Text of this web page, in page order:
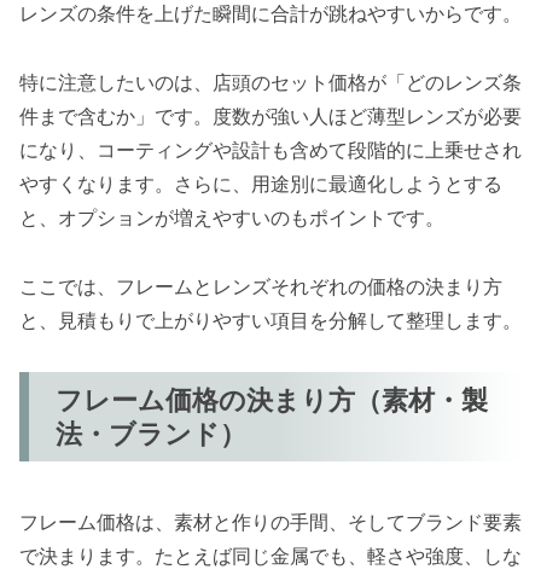
レンズの条件を上げた瞬間に合計が跳ねやすいからです。
特に注意したいのは、店頭のセット価格が「どのレンズ条
件まで含むか」です。度数が強い人ほど薄型レンズが必要
になり、コーティングや設計も含めて段階的に上乗せされ
やすくなります。さらに、用途別に最適化しようとする
と、オプションが増えやすいのもポイントです。
ここでは、フレームとレンズそれぞれの価格の決まり方
と、見積もりで上がりやすい項目を分解して整理します。
フレーム価格の決まり方（素材・製
法・ブランド）
フレーム価格は、素材と作りの手間、そしてブランド要素
で決まります。たとえば同じ金属でも、軽さや強度、しな